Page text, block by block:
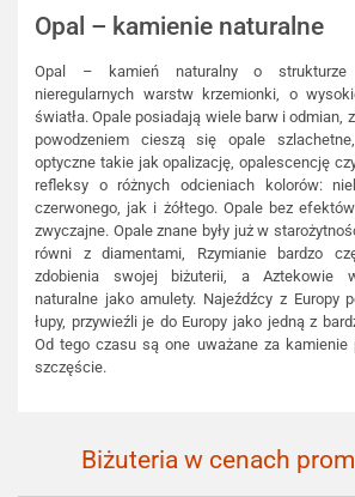
Opal – kamienie naturalne
Opal – kamień naturalny o
nieregularnych warstw krzemionki, o
światła. Opale posiadają wiele barw i odmian,
powodzeniem cieszą się opale
optyczne takie jak opalizację, opalescencję
refleksy o różnych odcieniach kolorów:
czerwonego, jak i żółtego. Opale bez
zwyczajne. Opale znane były już w
równi z diamentami, Rzymianie bardzo
zdobienia swojej biżuterii, a Aztekowie
naturalne jako amulety. Najeźdźcy z Europy
łupy, przywieźli je do Europy jako jedną z
Od tego czasu są one uważane za kamienie
szczęście.
Biżuteria w cenach